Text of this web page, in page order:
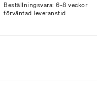
Beställningsvara: 6-8 veckor
förväntad leveranstid